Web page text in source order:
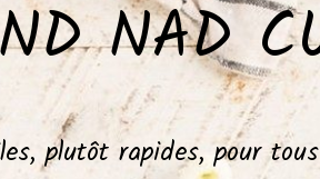
NAD
plutôt rapides, pour